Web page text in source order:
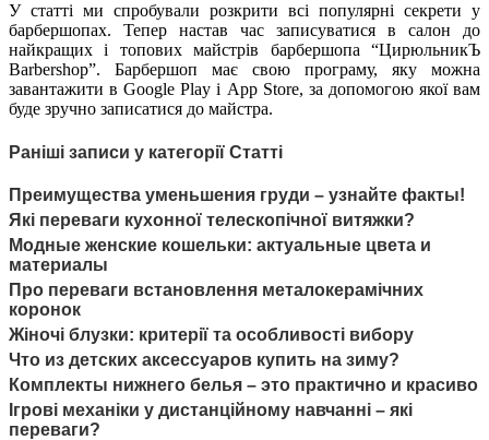
У статті ми спробували розкрити всі популярні секрети у
барбершопах. Тепер настав час записуватися в салон до
найкращих і топових майстрів барбершопа “ЦирюльникЪ
Barbershop”. Барбершоп має свою програму, яку можна
завантажити в Google Play і App Store, за допомогою якої вам
буде зручно записатися до майстра.
Раніші записи у категорії Статті
Преимущества уменьшения груди – узнайте факты!
Які переваги кухонної телескопічної витяжки?
Модные женские кошельки: актуальные цвета и
материалы
Про переваги встановлення металокерамічних
коронок
Жіночі блузки: критерії та особливості вибору
Что из детских аксессуаров купить на зиму?
Комплекты нижнего белья – это практично и красиво
Ігрові механіки у дистанційному навчанні – які
переваги?